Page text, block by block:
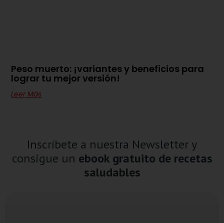
Peso muerto: ¡variantes y beneficios para
lograr tu mejor versión!
Leer Más
Inscríbete a nuestra Newsletter y
consigue un ebook gratuito de recetas
saludables